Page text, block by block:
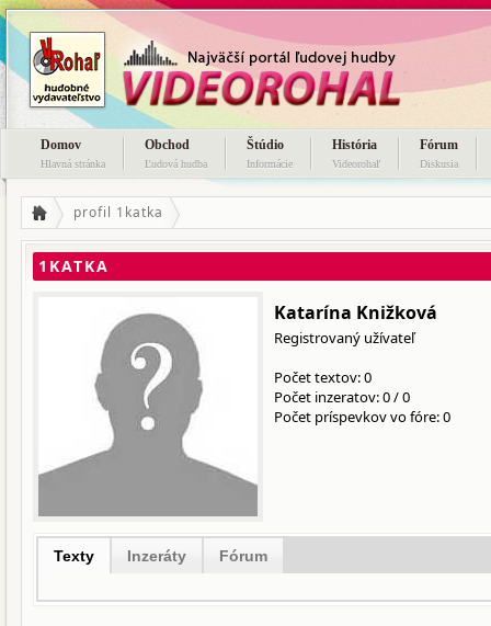
Domov
Hlavná stránka
Obchod
Ľudová hudba
Štúdio
Informácie
História
Videorohaľ
Fórum
Diskusia
profil 1katka
1KATKA
Katarína Knižková
Registrovaný užívateľ
Počet textov: 0
Počet inzeratov:0/0
Počet príspevkov vo fóre: 0
Texty Inzeráty Fórum